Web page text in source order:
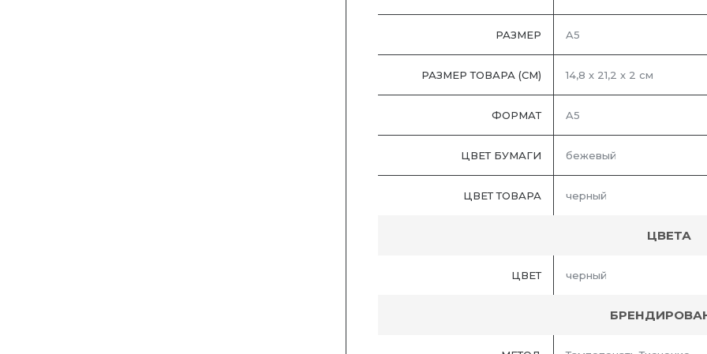
РАЗМЕР A5
РАЗМЕР ТОВАРА (СМ) 14,8 х 21,2 х 2 см
ФОРМАТ A5
ЦВЕТ БУМАГИ бежевый
ЦВЕТ ТОВАРА черный
ЦВЕТА
ЦВЕТ черный